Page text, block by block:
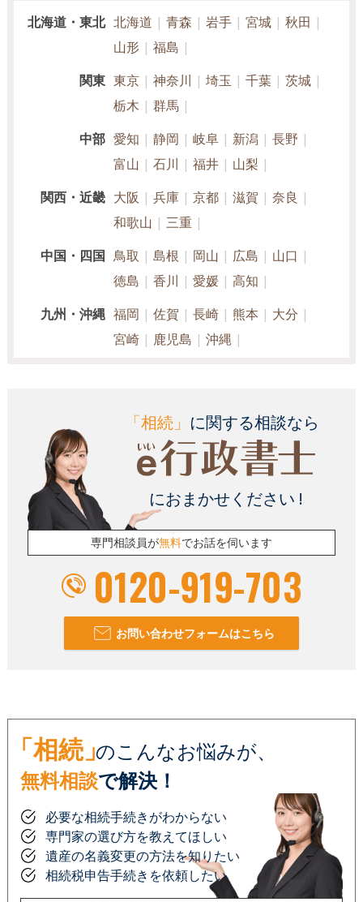
北海道・東北 北海道 青森 岩手 宮城
秋田
山形
福島
関東 東京 神奈川 埼玉 千葉
茨城
栃木
群馬
中部 愛知 静岡 岐阜 新潟
長野
富山
石川 福井
山梨
関西・近畿 大阪 兵庫 京都 滋賀
奈良
和歌山
三重
中国・四国 鳥取 島根 岡山 広島
山口
徳島
香川 愛媛
高知
九州・沖縄 福岡 佐賀 長崎 熊本
大分
宮崎
鹿児島 沖縄
「相続」 に関する相談なら
におまかせください !
専門相談員が無料でお話を伺います
0120-919-703
お問い合わせフォームはこちら
「相続」のこんなお悩みが、
無料相談で解決！
必要な相続手続きがわからない
専門家の選び方を教えてほしい
遺産の名義変更の方法を知りたい
相続税申告手続きを依頼したい